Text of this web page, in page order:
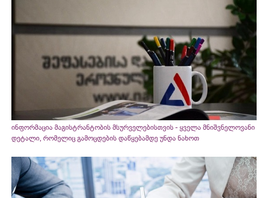
ინფორმაცია მაგისტრანტობის მსურველებისთვის - ყველა მნიშვნელოვანი
დეტალი, რომელიც გამოცდების დაწყებამდე უნდა ნახოთ